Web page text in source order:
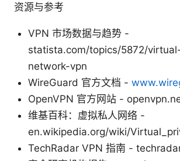
资源与参考
VPN 市场数据与趋势 -
statista.com/topics/5872/
network-vpn
WireGuard 官方文档 -
OpenVPN 官方网站 -
维基百科：虚拟私人网络 -
en.wikipedia.org/wiki/
TechRadar VPN 指南 -